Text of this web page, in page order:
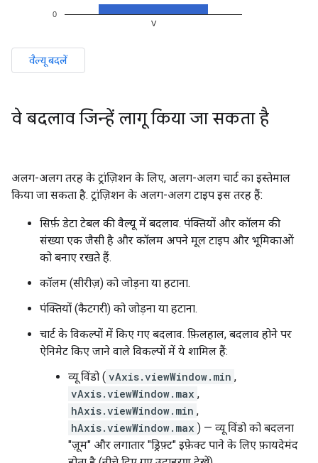
वे बदलाव जिन्हें लागू किया जा सकता है
अलग-अलग तरह के ट्रांज़िशन के लिए, अलग-अलग चार्ट का इस्तेमाल
किया जा सकता है. ट्रांज़िशन के अलग-अलग टाइप इस तरह हैं:
सिर्फ़ डेटा टेबल की वैल्यू में बदलाव. पंक्तियों और कॉलम की
संख्या एक जैसी है और कॉलम अपने मूल टाइप और भूमिकाओं
को बनाए रखते हैं.
कॉलम (सीरीज़) को जोड़ना या हटाना.
पंक्तियों (कैटगरी) को जोड़ना या हटाना.
चार्ट के विकल्पों में किए गए बदलाव. फ़िलहाल, बदलाव होने पर
ऐनिमेट किए जाने वाले विकल्पों में ये शामिल हैं:
व्यू विंडो ( vAxis.viewWindow.min ,
vAxis.viewWindow.max ,
hAxis.viewWindow.min ,
hAxis.viewWindow.max ) — व्यू विंडो को बदलना
"ज़ूम" और लगातार "ड्रिफ़्ट" इफ़ेक्ट पाने के लिए फ़ायदेमंद